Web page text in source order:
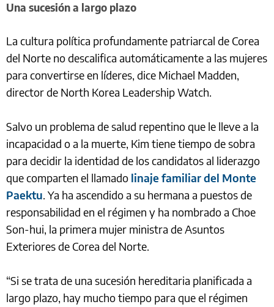
Una sucesión a largo plazo
La cultura política profundamente patriarcal de Corea
del Norte no descalifica automáticamente a las mujeres
para convertirse en líderes, dice Michael Madden,
director de North Korea Leadership Watch.
Salvo un problema de salud repentino que le lleve a la
incapacidad o a la muerte, Kim tiene tiempo de sobra
para decidir la identidad de los candidatos al liderazgo
que comparten el llamado linaje familiar del Monte
Paektu. Ya ha ascendido a su hermana a puestos de
responsabilidad en el régimen y ha nombrado a Choe
Son-hui, la primera mujer ministra de Asuntos
Exteriores de Corea del Norte.
“Si se trata de una sucesión hereditaria planificada a
largo plazo, hay mucho tiempo para que el régimen